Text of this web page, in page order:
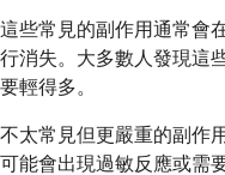
這些常見的副作用通常會
行消失。大多數人發現這
要輕得多。
不太常見但更嚴重的副作
可能會出現過敏反應或需